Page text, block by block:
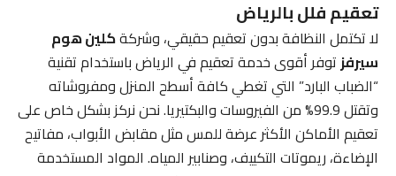
تعقيم فلل بالرياض
لا تكتمل النظافة بدون تعقيم حقيقي، وشركةكلين هوم
سيرفزتوفر أقوى خدمة تعقيم في الرياض باستخدام تقنية
“الضباب البارد” التي تغطي كافة أسطح المنزل ومفروشاته
وتقتل 99.9% من الفيروسات والبكتيريا. نحن نركز بشكل خاص على
تعقيم الأماكن الأكثر عرضة للمس مثل مقابض الأبواب، مفاتيح
الإضاءة، ريموتات التكييف، وصنابير المياه. المواد المستخدمة